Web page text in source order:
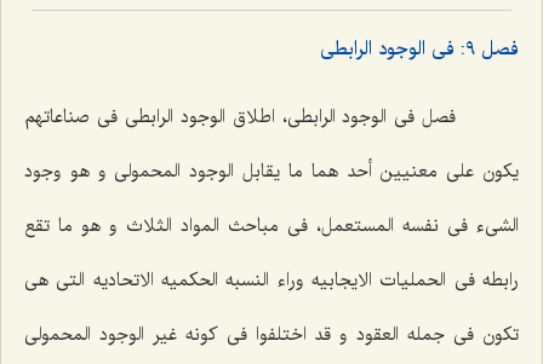
فصل ٩: فى الوجود الرابطى
فصل فى الوجود الرابطى، اطلاق الوجود الرابطى فى صناعاتهم
یکون على معنیین أحد هما ما یقابل الوجود المحمولى و هو وجود
الشیء فى نفسه المستعمل، فى مباحث المواد الثلاث و هو ما تقع
رابطه فى الحملیات الایجابیه وراء النسبه الحکمیه الاتحادیه التى هى
تکون فى جمله العقود و قد اختلفوا فى کونه غیر الوجود المحمولى